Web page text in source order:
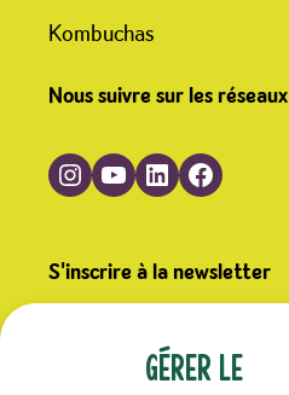
Gérer le
Kombuchas
Nous suivre sur les réseaux
Suivre Germline sur Instagram
Suivre Germline sur YouTube
Suivre Germline sur LinkedInSuivre Germline sur Facebook
S'inscrire à la newsletter
(Nécessaire)